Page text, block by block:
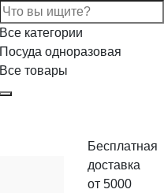
Все категории
Посуда одноразовая
Все товары
Бесплатная
доставка
от 5000